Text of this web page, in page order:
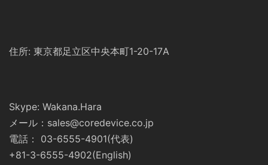
住所: 東京都足立区中央本町1-20-17A
Skype: Wakana.Hara
メール：sales@coredevice.co.jp
電話： 03-6555-4901(代表)
+81-3-6555-4902(English)